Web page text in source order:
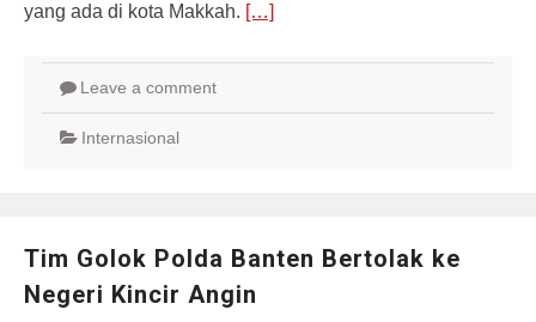
yang ada di kota Makkah. […]
Leave a comment
Internasional
Tim Golok Polda Banten Bertolak ke
Negeri Kincir Angin